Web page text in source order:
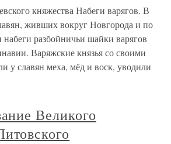
княжества Набеги варягов. В
живших вокруг Новгорода и по
разбойничьи шайки варягов
Варяжские князья со своими
у славян меха, мёд и воск, уводили
Великого